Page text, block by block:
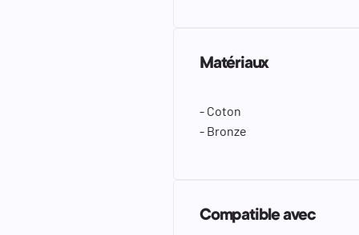
Matériaux
- Coton
- Bronze
Compatible avec